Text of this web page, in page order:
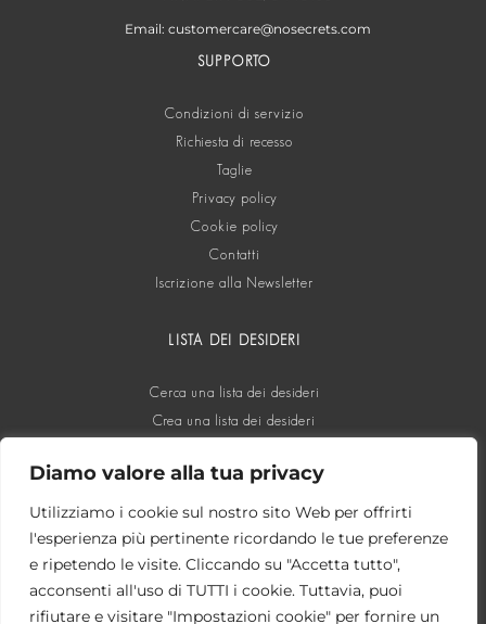
Diamo valore alla tua privacy
Utilizziamo i cookie sul nostro sito Web per offrirti
l'esperienza più pertinente ricordando le tue preferenze
e ripetendo le visite. Cliccando su "Accetta tutto",
acconsenti all'uso di TUTTI i cookie. Tuttavia, puoi
rifiutare e visitare "Impostazioni cookie" per fornire un
Email: customercare@nosecrets.com
SUPPORTO
Condizioni di servizio
Richiesta di recesso
Taglie
Privacy policy
Cookie policy
Contatti
Iscrizione alla Newsletter
LISTA DEI DESIDERI
Cerca una lista dei desideri
Crea una lista dei desideri
SOCIAL